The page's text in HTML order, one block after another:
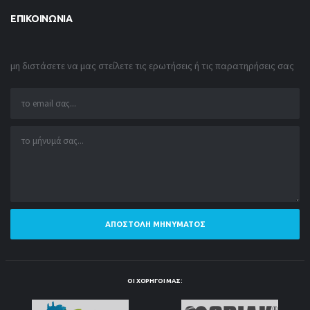
ΕΠΙΚΟΙΝΩΝΊΑ
μη διστάσετε να μας στείλετε τις ερωτήσεις ή τις παρατηρήσεις σας
ΑΠΟΣΤΟΛΉ ΜΗΝΎΜΑΤΟΣ
ΟΙ ΧΟΡΗΓΟΊ ΜΑΣ: